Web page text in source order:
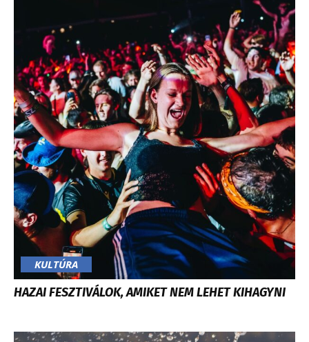
KULTÚRA
HAZAI FESZTIVÁLOK, AMIKET NEM LEHET KIHAGYNI